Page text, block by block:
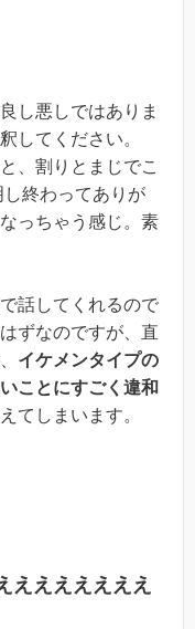
し悪しではありま
してください。
、割りとまじでこ
終わってありが
っちゃう感じ。素
話してくれるので
ずなのですが、直
イケメンタイプの
ことにすごく違和
てしまいます。
えええええええ